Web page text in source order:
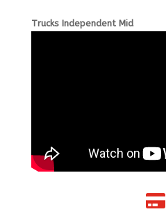
Trucks Independent Mid
